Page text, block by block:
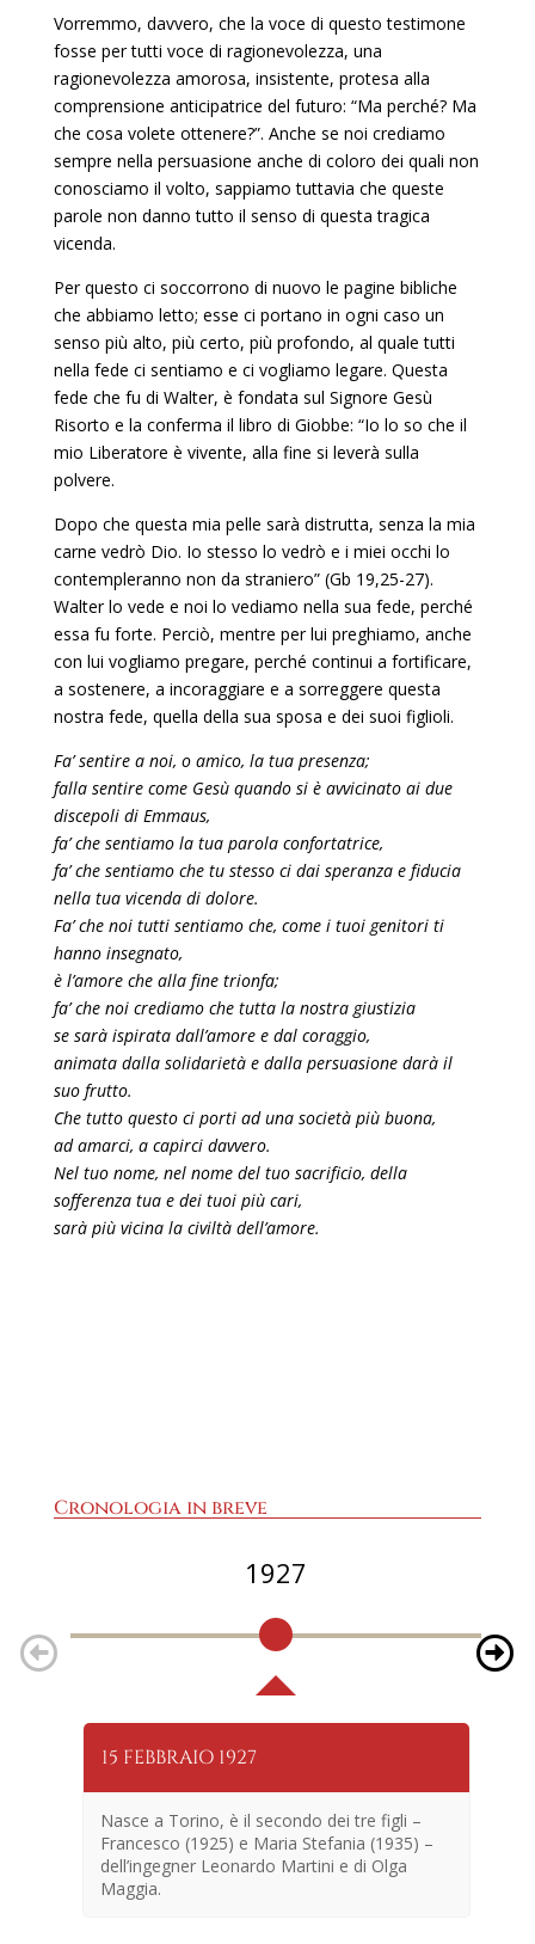
Vorremmo, davvero, che la voce di questo testimone
fosse per tutti voce di ragionevolezza, una
ragionevolezza amorosa, insistente, protesa alla
comprensione anticipatrice del futuro: “Ma perché? Ma
che cosa volete ottenere?”. Anche se noi crediamo
sempre nella persuasione anche di coloro dei quali non
conosciamo il volto, sappiamo tuttavia che queste
parole non danno tutto il senso di questa tragica
vicenda.
Per questo ci soccorrono di nuovo le pagine bibliche
che abbiamo letto; esse ci portano in ogni caso un
senso più alto, più certo, più profondo, al quale tutti
nella fede ci sentiamo e ci vogliamo legare. Questa
fede che fu di Walter, è fondata sul Signore Gesù
Risorto e la conferma il libro di Giobbe: “Io lo so che il
mio Liberatore è vivente, alla fine si leverà sulla
polvere.
Dopo che questa mia pelle sarà distrutta, senza la mia
carne vedrò Dio. Io stesso lo vedrò e i miei occhi lo
contempleranno non da straniero” (Gb 19,25-27).
Walter lo vede e noi lo vediamo nella sua fede, perché
essa fu forte. Perciò, mentre per lui preghiamo, anche
con lui vogliamo pregare, perché continui a fortificare,
a sostenere, a incoraggiare e a sorreggere questa
nostra fede, quella della sua sposa e dei suoi figlioli.
Fa’ sentire a noi, o amico, la tua presenza;
falla sentire come Gesù quando si è avvicinato ai due
discepoli di Emmaus,
fa’ che sentiamo la tua parola confortatrice,
fa’ che sentiamo che tu stesso ci dai speranza e fiducia
nella tua vicenda di dolore.
Fa’ che noi tutti sentiamo che, come i tuoi genitori ti
hanno insegnato,
è l’amore che alla fine trionfa;
fa’ che noi crediamo che tutta la nostra giustizia
se sarà ispirata dall’amore e dal coraggio,
animata dalla solidarietà e dalla persuasione darà il
suo frutto.
Che tutto questo ci porti ad una società più buona,
ad amarci, a capirci davvero.
Nel tuo nome, nel nome del tuo sacrificio, della
sofferenza tua e dei tuoi più cari,
sarà più vicina la civiltà dell’amore.
Cronologia in breve
1927
15 FEBBRAIO 1927
Nasce a Torino, è il secondo dei tre figli –
Francesco (1925) e Maria Stefania (1935) –
dell’ingegner Leonardo Martini e di Olga
Maggia.